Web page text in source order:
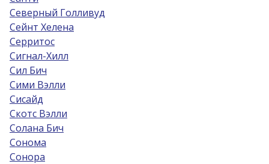
Северный Голливуд
Сейнт Хелена
Серритос
Сигнал-Хилл
Сил Бич
Сими Вэлли
Сисайд
Скотс Вэлли
Солана Бич
Сонома
Сонора